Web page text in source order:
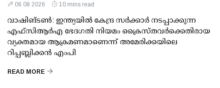
06 08 2026 10 mins read
വാഷിങ്ടൺ: ഇന്ത്യയിൽ കേന്ദ്ര സർക്കാർ നടപ്പാക്കുന്ന
എഫ്സിആർഎ ഭേദഗതി നിയമം ക്രൈസ്തവർക്കെതിരായ
വ്യക്തമായ ആക്രമണമാണെന്ന് അമേരിക്കയിലെ
റിപ്പബ്ലിക്കൻ എംപി
READ MORE